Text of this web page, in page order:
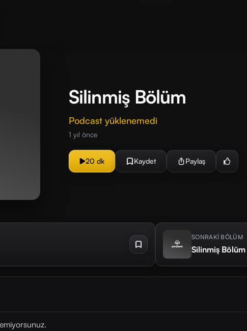
Silinmiş Bölüm
Podcast yüklenemedi
1 yıl önce
20 dk Kaydet Paylaş
SONRAKİ BÖLÜM
Silinmiş Bölüm